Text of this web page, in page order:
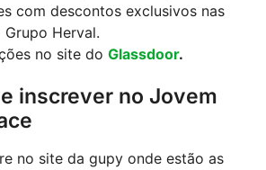
com descontos exclusivos nas
Herval.
no site do Glassdoor.
inscrever no Jovem
no site da gupy onde estão as